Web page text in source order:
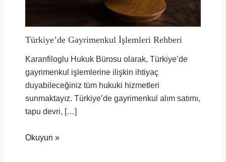
Türkiye’de Gayrimenkul İşlemleri Rehberi
Karanfiloglu Hukuk Bürosu olarak, Türkiye’de
gayrimenkul işlemlerine ilişkin ihtiyaç
duyabileceğiniz tüm hukuki hizmetleri
sunmaktayız. Türkiye’de gayrimenkul alım satımı,
tapu devri, […]
Okuyun »